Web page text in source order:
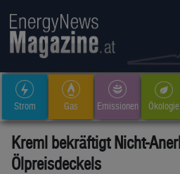
Strom Gas Emissionen Ökologie
Kreml bekräftigt Nicht-
Ölpreisdeckels